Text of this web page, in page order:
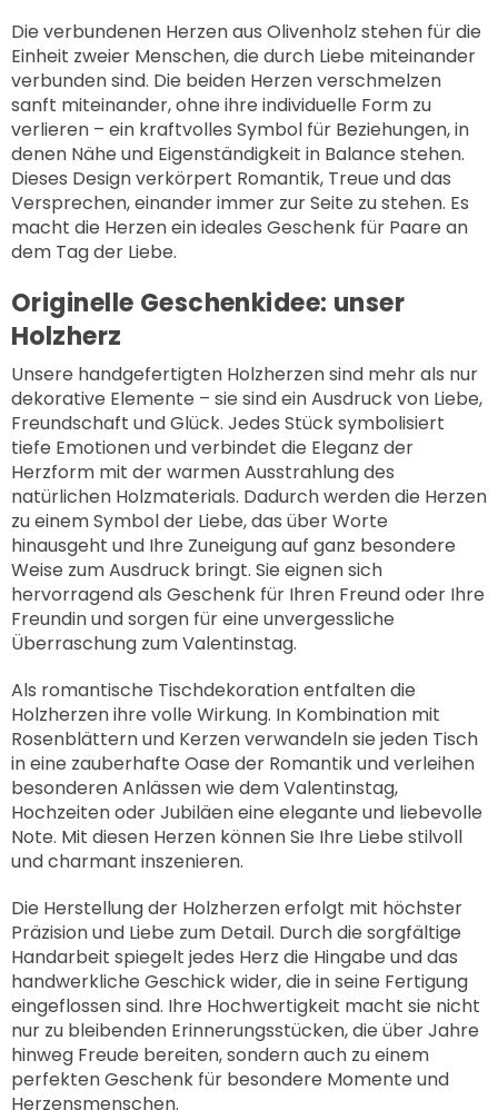
Die verbundenen Herzen aus Olivenholz stehen für die
Einheit zweier Menschen, die durch Liebe miteinander
verbunden sind. Die beiden Herzen verschmelzen
sanft miteinander, ohne ihre individuelle Form zu
verlieren – ein kraftvolles Symbol für Beziehungen, in
denen Nähe und Eigenständigkeit in Balance stehen.
Dieses Design verkörpert Romantik, Treue und das
Versprechen, einander immer zur Seite zu stehen. Es
macht die Herzen ein ideales Geschenk für Paare an
dem Tag der Liebe.
Originelle Geschenkidee: unser
Holzherz
Unsere handgefertigten Holzherzensind mehr als nur
dekorative Elemente – sie sind ein Ausdruck von Liebe,
Freundschaft und Glück. Jedes Stück symbolisiert
tiefe Emotionen und verbindet die Eleganz der
Herzform mit der warmen Ausstrahlung des
natürlichen Holzmaterials. Dadurch werden die Herzen
zu einem Symbol der Liebe, das über Worte
hinausgeht und Ihre Zuneigung auf ganz besondere
Weise zum Ausdruck bringt. Sie eignen sich
hervorragend als Geschenk für Ihren Freund oder Ihre
Freundin und sorgen für eine unvergessliche
Überraschung zum Valentinstag.
Als romantische Tischdekoration entfalten die
Holzherzen ihre volle Wirkung. In Kombination mit
Rosenblättern und Kerzen verwandeln sie jeden Tisch
in eine zauberhafte Oase der Romantik und verleihen
besonderen Anlässen wie dem Valentinstag,
Hochzeiten oder Jubiläen eine elegante und liebevolle
Note. Mit diesen Herzen können Sie Ihre Liebe stilvoll
und charmant inszenieren.
Die Herstellung der Holzherzen erfolgt mit höchster
Präzision und Liebe zum Detail. Durch die sorgfältige
Handarbeit spiegelt jedes Herz die Hingabe und das
handwerkliche Geschick wider, die in seine Fertigung
eingeflossen sind. Ihre Hochwertigkeit macht sie nicht
nur zu bleibenden Erinnerungsstücken, die über Jahre
hinweg Freude bereiten, sondern auch zu einem
perfekten Geschenk für besondere Momente und
Herzensmenschen.